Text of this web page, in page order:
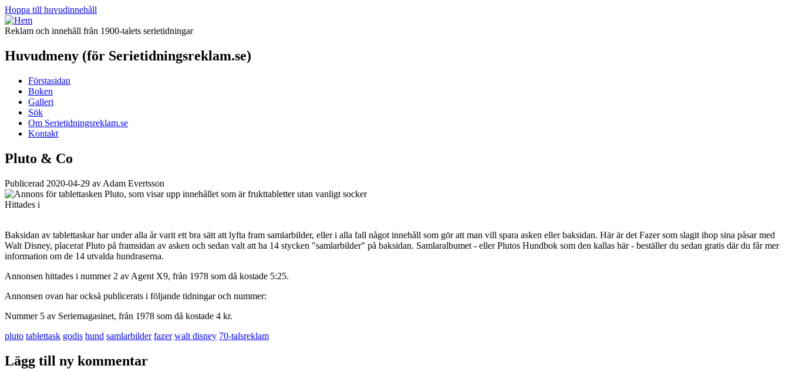
Hoppa till huvudinnehåll
Reklam och innehåll från 1900-talets serietidningar
Huvudmeny (för Serietidningsreklam.se)
Förstasidan
Boken
Galleri
Sök
Om Serietidningsreklam.se
Kontakt
Pluto & Co
Publicerad 2020-04-29 av Adam Evertsson
Hittades i
Baksidan av tablettaskar har under alla år varit ett bra sätt att lyfta fram samlarbilder, eller i alla fall något innehåll som gör att man vill spara asken eller baksidan. Här är det Fazer som slagit ihop sina påsar med
Walt Disney, placerat Pluto på framsidan av asken och sedan valt att ha 14 stycken "samlarbilder" på baksidan. Samlaralbumet - eller Plutos Hundbok som den kallas här - beställer du sedan gratis där du får mer
information om de 14 utvalda hundraserna.
Annonsen hittades i nummer 2 av Agent X9, från 1978 som då kostade 5:25.
Annonsen ovan har också publicerats i följande tidningar och nummer:
Nummer 5 av Seriemagasinet, från 1978 som då kostade 4 kr.
pluto tablettask godis hund samlarbilder fazer walt disney 70-talsreklam
Lägg till ny kommentar